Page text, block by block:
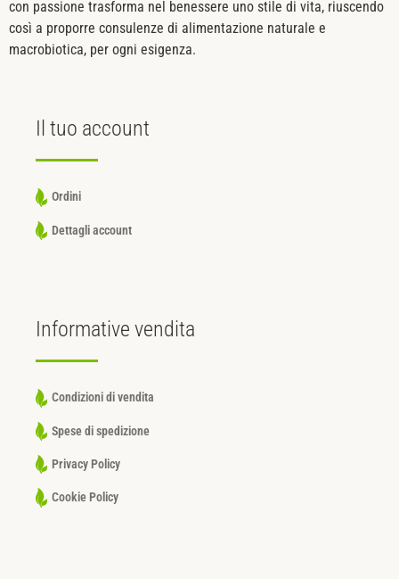
con passione trasforma nel benessere uno stile di vita, riuscendo
così a proporre consulenze di alimentazione naturale e
macrobiotica, per ogni esigenza.
Il tuo account
Ordini
Dettagli account
Informative vendita
Condizioni di vendita
Spese di spedizione
Privacy Policy
Cookie Policy